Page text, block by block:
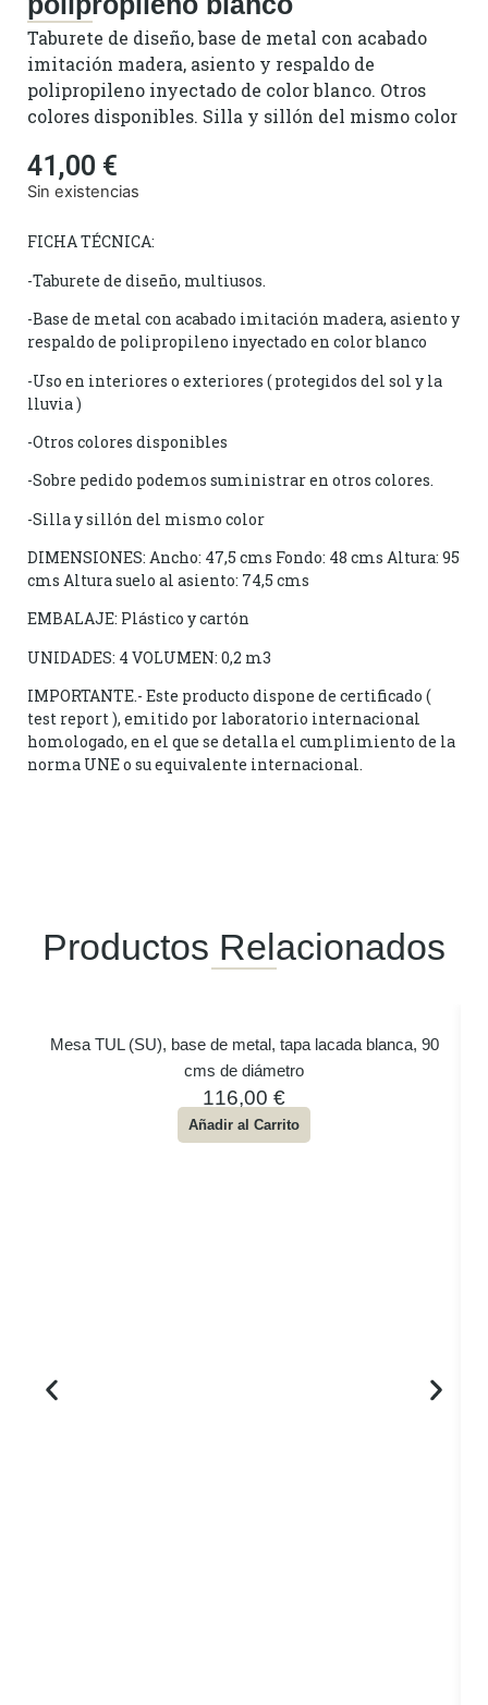
Taburete de diseño, base de metal con acabado
imitación madera, asiento y respaldo de
polipropileno inyectado de color blanco. Otros
colores disponibles. Silla y sillón del mismo color
41,00 €
Sin existencias
FICHA TÉCNICA:
-Taburete de diseño, multiusos.
-Base de metal con acabado imitación madera, asiento y
respaldo de polipropileno inyectado en color blanco
-Uso en interiores o exteriores ( protegidos del sol y la
lluvia )
-Otros colores disponibles
-Sobre pedido podemos suministrar en otros colores.
-Silla y sillón del mismo color
DIMENSIONES: Ancho: 47,5 cms Fondo: 48 cms Altura: 95
cms Altura suelo al asiento: 74,5 cms
EMBALAJE: Plástico y cartón
UNIDADES: 4 VOLUMEN: 0,2 m3
IMPORTANTE.- Este producto dispone de certificado (
test report ), emitido por laboratorio internacional
homologado, en el que se detalla el cumplimiento de la
norma UNE o su equivalente internacional.
Productos Relacionados
Mesa TUL (SU), base de metal, tapa lacada blanca, 90
cms de diámetro
116,00 €
Añadir al Carrito